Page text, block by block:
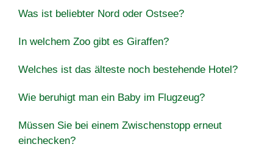
Was ist beliebter Nord oder Ostsee?
In welchem Zoo gibt es Giraffen?
Welches ist das älteste noch bestehende Hotel?
Wie beruhigt man ein Baby im Flugzeug?
Müssen Sie bei einem Zwischenstopp erneut
einchecken?